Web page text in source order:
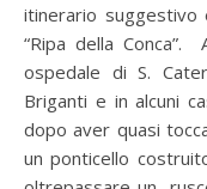
itinerario suggestivo
“Ripa della Conca”.
ospedale di S.
Briganti e in alcuni
dopo aver quasi
un ponticello